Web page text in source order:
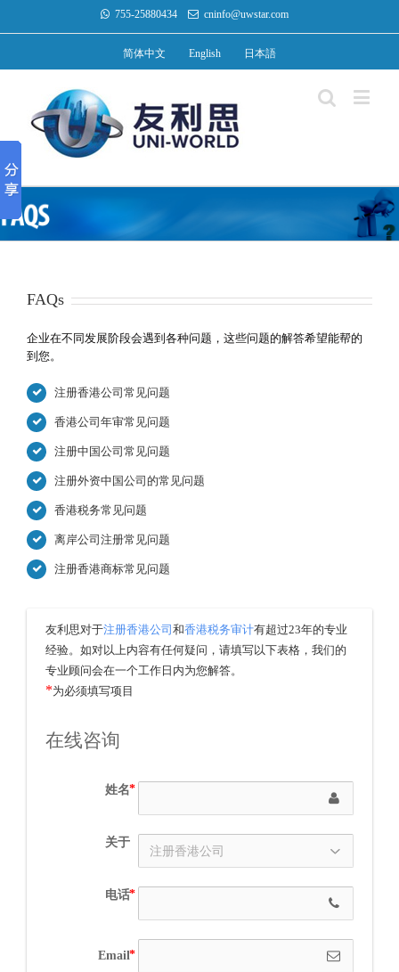
755-25880434 cninfo@uwstar.com
简体中文 English 日本語
FAQs
企业在不同发展阶段会遇到各种问题，这些问题的解答希望能帮的
到您。
注册香港公司常见问题
香港公司年审常见问题
注册中国公司常见问题
注册外资中国公司的常见问题
香港税务常见问题
离岸公司注册常见问题
注册香港商标常见问题
友利思对于注册香港公司和香港税务审计有超过23年的专业
经验。如对以上内容有任何疑问，请填写以下表格，我们的
专业顾问会在一个工作日内为您解答。
*为必须填写项目
在线咨询
姓名
关于
电话
Email